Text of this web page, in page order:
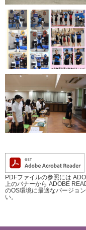
PDFファイルの参照には
上のバナーから ADOBE
のOS環境に最適なバージョ
い。